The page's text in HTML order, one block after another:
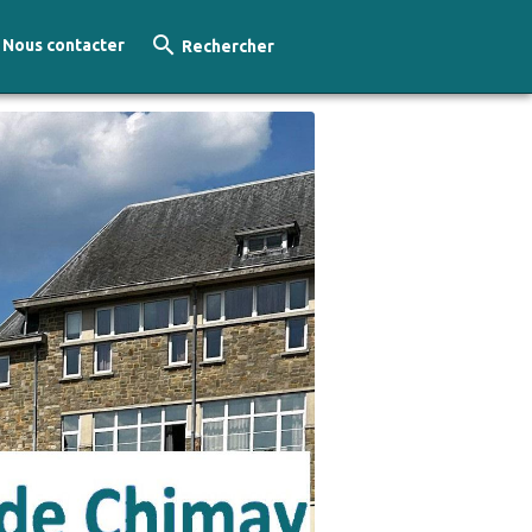
Nous contacter Rechercher